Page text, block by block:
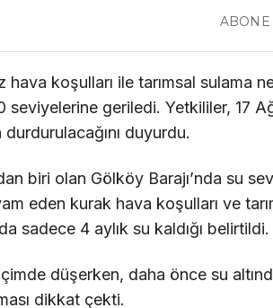
ABONE
hava koşulları ile tarımsal sulama
seviyelerine geriledi. Yetkililer, 17
duyurdu.
biri olan Gölköy Barajı’nda su
eden kurak hava koşulları ve
sadece 4 aylık su kaldığı belirtildi.
düşerken, daha önce su
dikkat çekti.